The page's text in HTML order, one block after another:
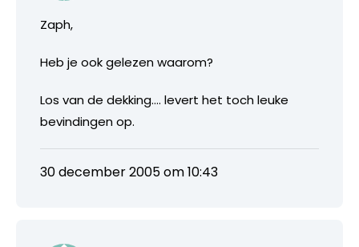
Zaph,
Heb je ook gelezen waarom?
Los van de dekking…. levert het toch leuke
bevindingen op.
30 december 2005 om 10:43